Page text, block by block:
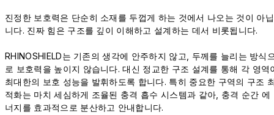
진정한 보호력은 단순히 소재를 두껍게 하는 것에서 나오는 것이 아닙
니다. 진짜 힘은 구조를 깊이 이해하고 설계하는 데서 비롯됩니다.
RHINOSHIELD는 기존의 생각에 안주하지 않고, 두께를 늘리는 방식
로 보호력을 높이지 않습니다. 대신 정교한 구조 설계를 통해 각 영역
최대한의 보호 성능을 발휘하도록 합니다. 특히 중요한 구역의 구조
적화는 마치 세심하게 조율된 충격 흡수 시스템과 같아, 충격 순간 에
너지를 효과적으로 분산하고 안내합니다.